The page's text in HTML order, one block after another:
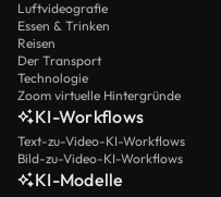
Luftvideografie
Essen & Trinken
Reisen
Der Transport
Technologie
Zoom virtuelle Hintergründe
KI-Workflows
Text-zu-Video-KI-Workflows
Bild-zu-Video-KI-Workflows
KI-Modelle